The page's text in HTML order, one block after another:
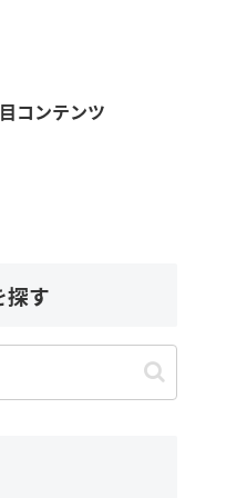
コンテンツ
探す